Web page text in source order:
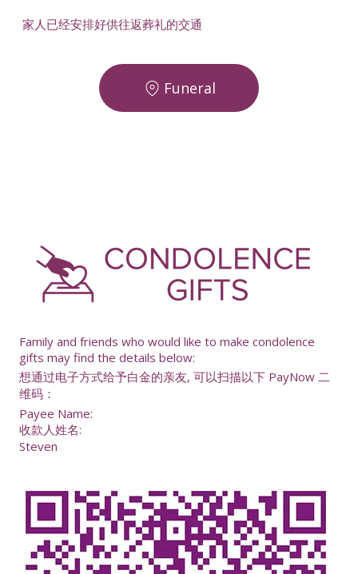
家人已经安排好供往返葬礼的交通
Funeral
Family and friends who would like to make condolence
gifts may find the details below:
想通过电子方式给予白金的亲友, 可以扫描以下 PayNow 二
维码：
Payee Name:
收款人姓名:
Steven